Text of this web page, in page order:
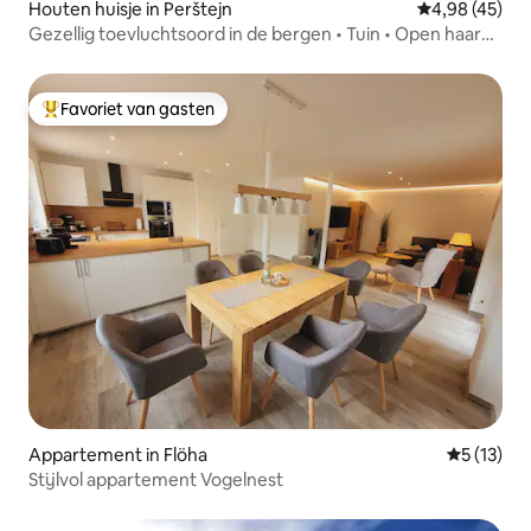
Houten huisje in Perštejn Gemiddelde
4,98 (45)
Gezellig toevluchtsoord in de bergen • Tuin • Open haard •
Topfavoriet van gasten
Favoriet van gasten
Appartement in Flöha
5 (13)
Stijlvol appartement Vogelnest